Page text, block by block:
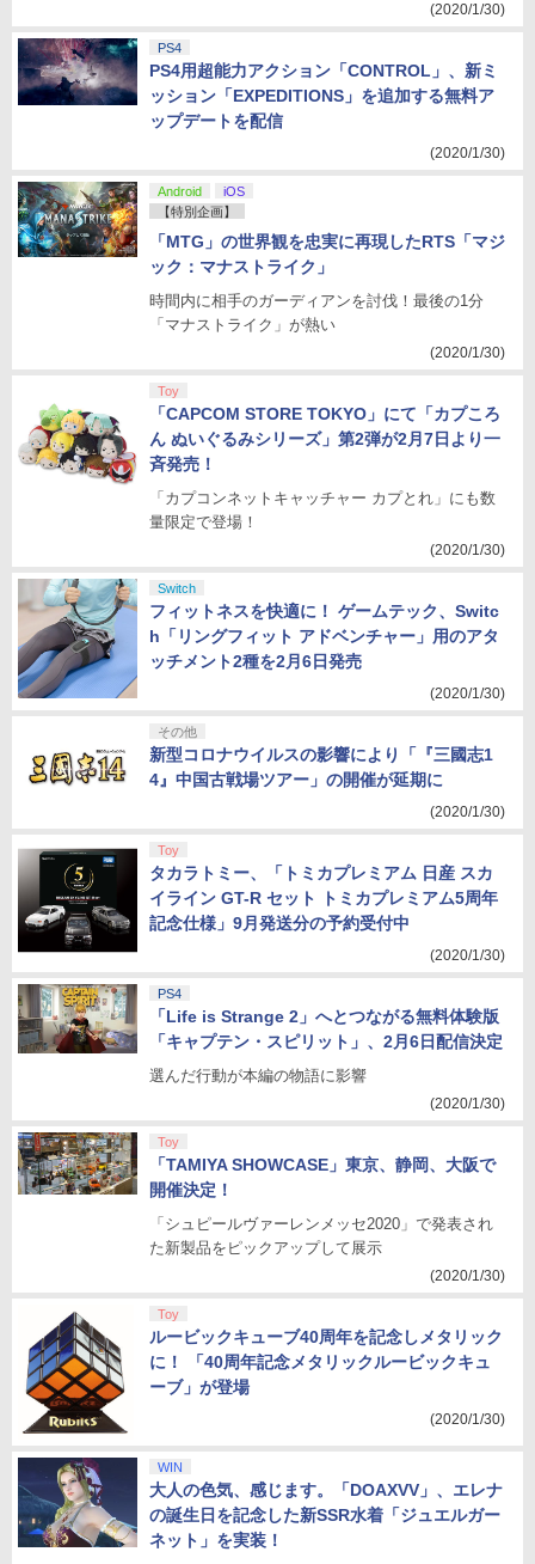
(2020/1/30)
PS4
PS4用超能力アクション「CONTROL」、新ミ
ッション「EXPEDITIONS」を追加する無料ア
ップデートを配信
(2020/1/30)
Android
iOS
【特別企画】
「MTG」の世界観を忠実に再現したRTS「マジ
ック：マナストライク」
時間内に相手のガーディアンを討伐！最後の1分
「マナストライク」が熱い
(2020/1/30)
Toy
「CAPCOM STORE TOKYO」にて「カプころ
ん ぬいぐるみシリーズ」第2弾が2月7日より一
斉発売！
「カプコンネットキャッチャー カプとれ」にも数
量限定で登場！
(2020/1/30)
Switch
フィットネスを快適に！ ゲームテック、Switc
h「リングフィット アドベンチャー」用のアタ
ッチメント2種を2月6日発売
(2020/1/30)
その他
新型コロナウイルスの影響により「『三國志1
4』中国古戦場ツアー」の開催が延期に
(2020/1/30)
Toy
タカラトミー、「トミカプレミアム 日産 スカ
イライン GT-R セット トミカプレミアム5周年
記念仕様」9月発送分の予約受付中
(2020/1/30)
PS4
「Life is Strange 2」へとつながる無料体験版
「キャプテン・スピリット」、2月6日配信決定
選んだ行動が本編の物語に影響
(2020/1/30)
Toy
「TAMIYA SHOWCASE」東京、静岡、大阪で
開催決定！
「シュピールヴァーレンメッセ2020」で発表され
た新製品をピックアップして展示
(2020/1/30)
Toy
ルービックキューブ40周年を記念しメタリック
に！ 「40周年記念メタリックルービックキュ
ーブ」が登場
(2020/1/30)
WIN
大人の色気、感じます。「DOAXVV」、エレナ
の誕生日を記念した新SSR水着「ジュエルガー
ネット」を実装！